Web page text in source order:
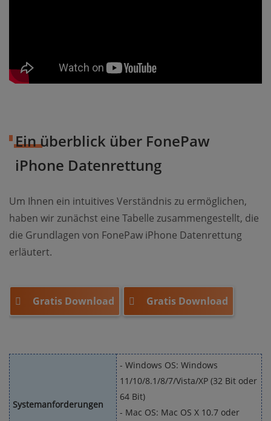
Ein überblick über FonePaw
iPhone Datenrettung
Um Ihnen ein intuitives Verständnis zu ermöglichen,
haben wir zunächst eine Tabelle zusammengestellt, die
die Grundlagen von FonePaw iPhone Datenrettung
erläutert.
Gratis Download Gratis Download
Systemanforderungen
- Windows OS: Windows
11/10/8.1/8/7/Vista/XP (32 Bit oder
64 Bit)
- Mac OS: Mac OS X 10.7 oder